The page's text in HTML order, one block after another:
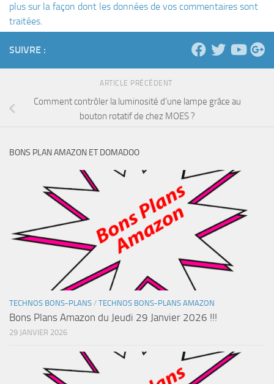
plus sur la façon dont les données de vos commentaires sont
traitées.
SUIVRE :
ARTICLE PRÉCÉDENT
Comment contrôler la luminosité d’une lampe grâce au
bouton rotatif de chez MOES ?
BONS PLAN AMAZON ET DOMADOO
TECHNOS BONS-PLANS / TECHNOS BONS-PLANS AMAZON
Bons Plans Amazon du Jeudi 29 Janvier 2026 !!!
29 JANVIER 2026